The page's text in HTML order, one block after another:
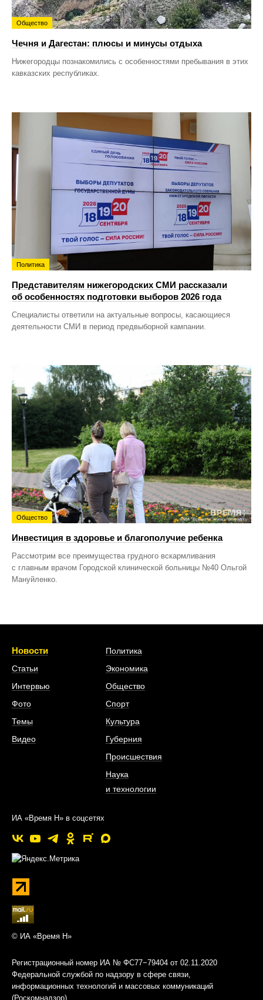
Общество
Чечня и Дагестан: плюсы и минусы отдыха
Нижегородцы познакомились с особенностями пребывания в этих
кавказских республиках.
Политика
Представителям нижегородских СМИ рассказали
об особенностях подготовки выборов 2026 года
Специалисты ответили на актуальные вопросы, касающиеся
деятельности СМИ в период предвыборной кампании.
Общество
Инвестиция в здоровье и благополучие ребенка
Рассмотрим все преимущества грудного вскармливания
с главным врачом Городской клинической больницы №40 Ольгой
Мануйленко.
Новости
Статьи
Интервью
Фото
Темы
Видео
Политика
Экономика
Общество
Спорт
Культура
Губерния
Происшествия
Наука
и технологии
ИА «Время Н» в соцсетях
© ИА «Время Н»
Регистрационный номер ИА № ФС77−79404 от 02.11.2020
Федеральной службой по надзору в сфере связи,
информационных технологий и массовых коммуникаций
(Роскомнадзор)